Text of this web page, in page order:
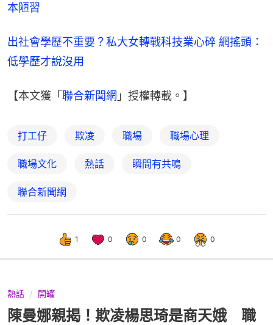
本陋習
出社會學歷不重要？私大女轉戰科技業心碎 網搖頭：
低學歷才說沒用
【本文獲「聯合新聞網 」授權轉載。】
打工仔 欺凌 職場 職場心理
職場文化 熱話 瞬間有共鳴
聯合新聞網
1 0 0 0 0
熱話 開罐
陳曼娜親揭！欺凌楊思琦是商天娥 職